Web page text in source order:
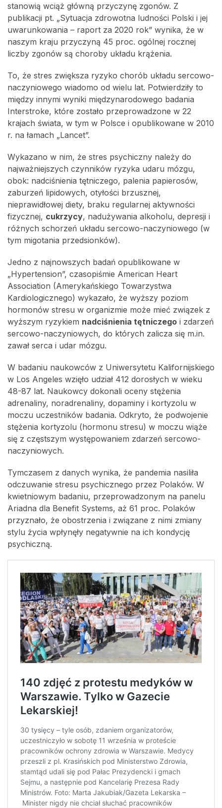
stanowią wciąż główną przyczynę zgonów. Z
publikacji pt. „Sytuacja zdrowotna ludności Polski i jej
uwarunkowania – raport za 2020 rok” wynika, że w
naszym kraju przyczyną 45 proc. ogólnej rocznej
liczby zgonów są choroby układu krążenia.
To, że stres zwiększa ryzyko chorób układu sercowo-
naczyniowego wiadomo od wielu lat. Potwierdziły to
między innymi wyniki międzynarodowego badania
Interstroke, które zostało przeprowadzone w 22
krajach świata, w tym w Polsce i opublikowane w 2010
r. na łamach „Lancet”.
Wykazano w nim, że stres psychiczny należy do
najważniejszych czynników ryzyka udaru mózgu,
obok: nadciśnienia tętniczego, palenia papierosów,
zaburzeń lipidowych, otyłości brzusznej,
nieprawidłowej diety, braku regularnej aktywności
fizycznej, cukrzycy, nadużywania alkoholu, depresji i
różnych schorzeń układu sercowo-naczyniowego (w
tym migotania przedsionków).
Jedno z najnowszych badań opublikowane w
„Hypertension”, czasopiśmie American Heart
Association (Amerykańskiego Towarzystwa
Kardiologicznego) wykazało, że wyższy poziom
hormonów stresu w organizmie może mieć związek z
wyższym ryzykiem nadciśnienia tętniczego i zdarzeń
sercowo-naczyniowych, do których zalicza się m.in.
zawał serca i udar mózgu.
W badaniu naukowców z Uniwersytetu Kalifornijskiego
w Los Angeles wzięło udział 412 dorosłych w wieku
48-87 lat. Naukowcy dokonali oceny stężenia
adrenaliny, noradrenaliny, dopaminy i kortyzolu w
moczu uczestników badania. Odkryto, że podwojenie
stężenia kortyzolu (hormonu stresu) w moczu wiąże
się z częstszym występowaniem zdarzeń sercowo-
naczyniowych.
Tymczasem z danych wynika, że pandemia nasiliła
odczuwanie stresu psychicznego przez Polaków. W
kwietniowym badaniu, przeprowadzonym na panelu
Ariadna dla Benefit Systems, aż 61 proc. Polaków
przyznało, że obostrzenia i związane z nimi zmiany
stylu życia wpłynęły negatywnie na ich kondycję
psychiczną.